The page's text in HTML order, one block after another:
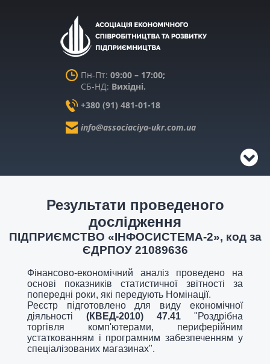
Пн-Пт: 09:00 – 17:00;
СБ-НД: Вихідні.
+380 (91) 481-01-18
info@associaciya-ukr.com.ua
Результати проведеного
дослідження
ПІДПРИЄМСТВО «ІНФОСИСТЕМА-2», код за
ЄДРПОУ 21089636
Фінансово-економічний аналіз проведено на
основі показників статистичної звітності за
попередні роки, які передують Номінації.
Реєстр підготовлено для виду економічної
діяльності (КВЕД-2010) 47.41 "Роздрібна
торгівля комп'ютерами, периферійним
устаткованням і програмним забезпеченням у
спеціалізованих магазинах".